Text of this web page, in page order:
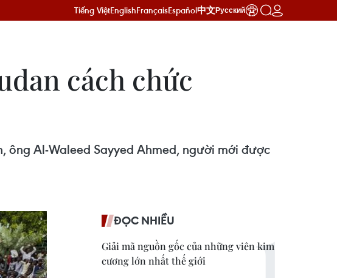
Tiếng ViệtEnglishFrançaisEspañol中文Русский
cách chức
ông Al-Waleed Sayyed Ahmed, người mới được
ĐỌC NHIỀU
Giải mã nguồn gốc của những viên kim
cương lớn nhất thế giới